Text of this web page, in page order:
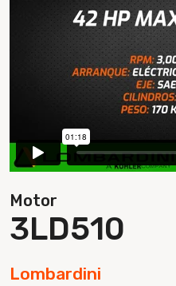
Motor
3LD510
Lombardini